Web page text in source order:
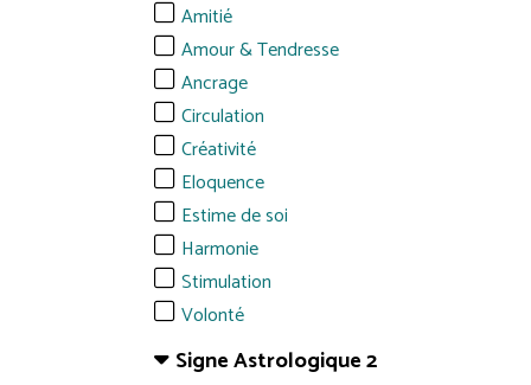
Amitié
Amour & Tendresse
Ancrage
Circulation
Créativité
Eloquence
Estime de soi
Harmonie
Stimulation
Volonté
Signe Astrologique 2